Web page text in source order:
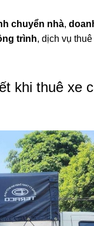
chuyển nhà,
trình, dịch vụ
khi thuê xe